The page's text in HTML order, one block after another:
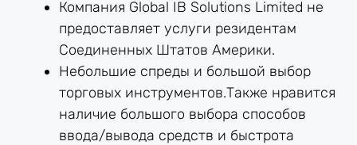
Компания Global IB Solutions Limited не
предоставляет услуги резидентам
Соединенных Штатов Америки.
Небольшие спреды и большой выбор
торговых инструментов.Также нравится
наличие большого выбора способов
ввода/вывода средств и быстрота